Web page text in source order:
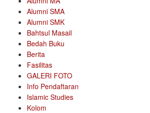
Alumni SMA
Alumni SMK
Bahtsul Masail
Bedah Buku
Berita
Fasilitas
GALERI FOTO
Info Pendaftaran
Islamic Studies
Kolom